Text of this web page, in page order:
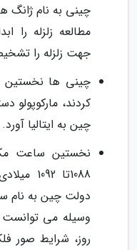
مطالعه زلزله را
جهت زلزله را
چینی ها نخستین
کردند، مارکوپولو
چین به ایتالیا آورد.
نخستین ساعت
وسیله می توانست
روز، شرایط صور